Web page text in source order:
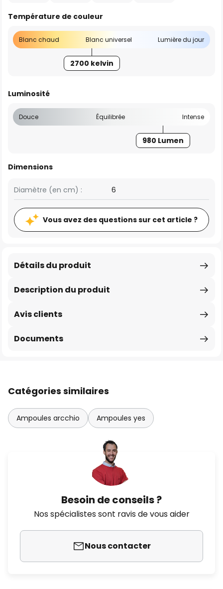
Température de couleur
Blanc chaud Blanc universel Lumière du jour
2700 kelvin
Luminosité
Douce Équilibrée Intense
980 Lumen
Dimensions
Diamètre (en cm) : 6
Vous avez des questions sur cet article ?
Description du produit
Détails du produit
Avis clients
Documents
Catégories similaires
Ampoules arcchio Ampoules yes
Besoin de conseils ?
Nos spécialistes sont ravis de vous aider
Nous contacter